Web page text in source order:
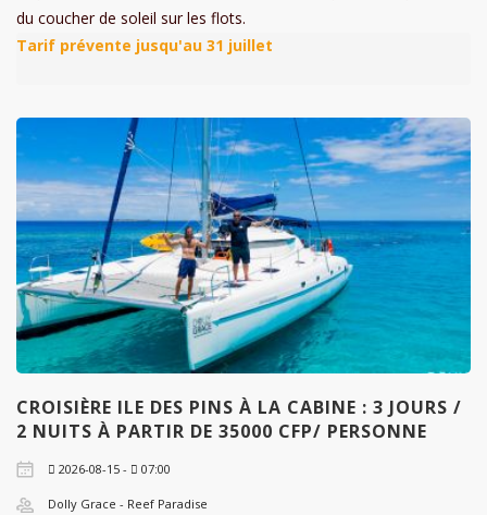
du coucher de soleil sur les flots.
CROISIÈRE ILE DES PINS À LA CABINE : 3 JOURS /
2 NUITS À PARTIR DE 35000 CFP/ PERSONNE
2026-08-15 - 07:00
Dolly Grace - Reef Paradise